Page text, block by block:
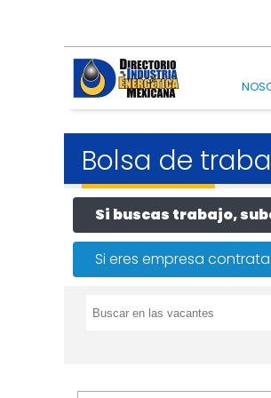
Bolsa de
Si buscas trabajo,
Si eres empresa